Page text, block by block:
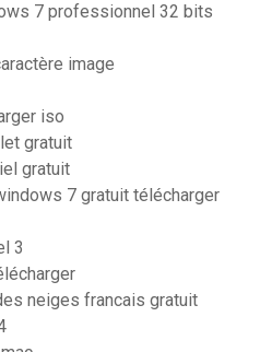
7 professionnel 32 bits
image
iso
gratuit
gratuit
7 gratuit télécharger
3
neiges francais gratuit